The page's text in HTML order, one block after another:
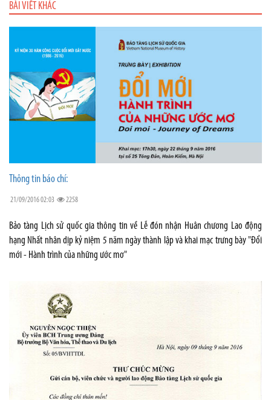
BÀI VIẾT KHÁC
Thông tin báo chí:
21/09/2016 02:03 2258
Bảo tàng Lịch sử quốc gia thông tin về Lễ đón nhận Huân chương Lao động
hạng Nhất nhân dịp kỷ niệm 5 năm ngày thành lập và khai mạc trưng bày "Đổi
mới - Hành trình của những ước mơ"